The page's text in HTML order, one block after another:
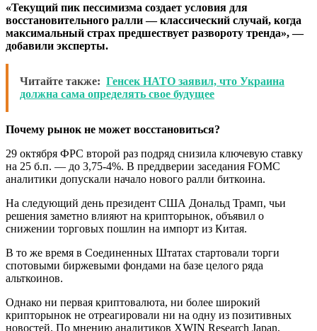
«Текущий пик пессимизма создает условия для
восстановительного ралли — классический случай, когда
максимальный страх предшествует развороту тренда», —
добавили эксперты.
Читайте также: Генсек НАТО заявил, что Украина
должна сама определять свое будущее
Почему рынок не может восстановиться?
29 октября ФРС второй раз подряд снизила ключевую ставку
на 25 б.п. — до 3,75-4%. В преддверии заседания FOMC
аналитики допускали начало нового ралли биткоина.
На следующий день президент США Дональд Трамп, чьи
решения заметно влияют на крипторынок, объявил о
снижении торговых пошлин на импорт из Китая.
В то же время в Соединенных Штатах стартовали торги
спотовыми биржевыми фондами на базе целого ряда
альткоинов.
Однако ни первая криптовалюта, ни более широкий
крипторынок не отреагировали ни на одну из позитивных
новостей. По мнению аналитиков XWIN Research Japan,